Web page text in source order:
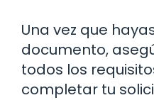
Una vez que
documento,
todos los
completar tu